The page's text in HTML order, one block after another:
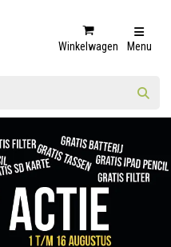
Winkelwagen Menu